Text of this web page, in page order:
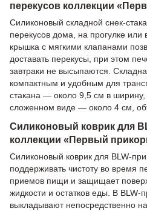
перекусов коллекции
Силиконовый складной снек-
перекусов дома, на прогулке или
крышка с мягкими клапанами
доставать перекусы, при этом
завтраки не высыпаются.
компактным и удобным для
стакана — около 9,5 см в
сложенном виде — около 4 см,
Силиконовый коврик для
коллекции «Первый
Силиконовый коврик для BLW-
поддерживать чистоту во время
приемов пищи и защищает
жидкости и остатков еды. В BLW-
выкладывают непосредственно